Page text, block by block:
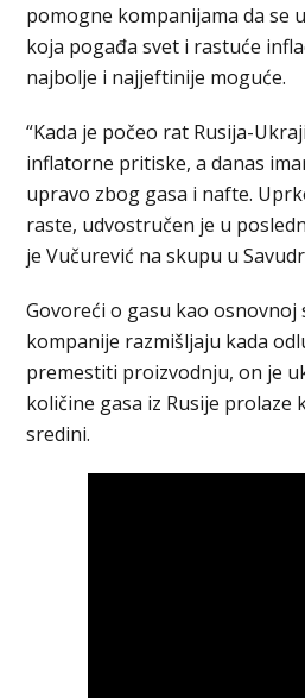
pomogne kompanijama da se
koja pogađa svet i rastuće
najbolje i najjeftinije moguće.
“Kada je počeo rat Rusija-
inflatorne pritiske, a danas
upravo zbog gasa i nafte.
raste, udvostručen je u
je Vučurević na skupu u
Govoreći o gasu kao
kompanije razmišljaju kada
premestiti proizvodnju, on je
količine gasa iz Rusije prolaze
sredini.